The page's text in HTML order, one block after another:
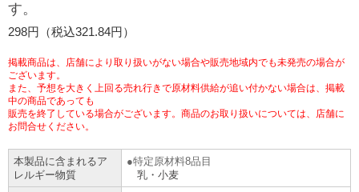
プリペイドカード・金券
ニンテンドー・ダウンロードカード
プリント
スキャン
ファクス
チケット
切手・はがき・印紙
セブン銀行ATM
ご利用可能なお支払い方法
各種料金のお支払い
セブンチケット
チケットぴあ
イープラス
CNプレイガイド
セブン‐イレブンでお受取り
タワーレコード
セブンネットショッピング
停電時のサービス停止のお知らせ
会社概要
貸借対照表・損益計算書
沿革
国内店舗数
サステナビリティ活動基本方針
サステナビリティ推進体制
GREEN CHALLENGE 2050
4VISIONS
店舗検索
ネットショッピング
お問い合わせ
Language
English (Corporate)
す。
298円（税込321.84円）
掲載商品は、店舗により取り扱いがない場合や販売地域内でも未発売の場合が
ございます。
また、予想を大きく上回る売れ行きで原材料供給が追い付かない場合は、掲載
中の商品であっても
販売を終了している場合がございます。商品のお取り扱いについては、店舗に
お問合せください。
本製品に含まれるア
レルギー物質
特定原材料8品目
乳・小麦